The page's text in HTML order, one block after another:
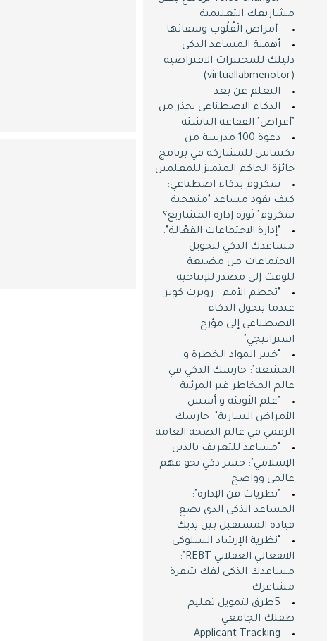
مشاريعك التعليمية
​ ​ أمراض الْقُلُوب وشفائها
أهمية المساعد الذكي
دليلك للمختبرات الافتراضية
(virtuallabmenotor)
التعلم عن بعد
الذكاء الاصطناعي يحذر من
"أعراض" الفقاعة الناشئة
دعوة 100 مدرسة من
تكساس للمشاركة في برنامج
جائزة الحاكم المتميز للمعلمين
سكروم بذكاء اصطناعي:
كيف يقود مساعد "منهجية
سكروم" ثورة إدارة المشاريع؟
"إدارة الاجتماعات الفعّالة":
مساعدك الذكي لتحويل
الاجتماعات من مضيعة
للوقت إلى مصدر للإنتاجية
"تحطم الأمم - روبرت كوبر:
عندما يتحول الذكاء
الاصطناعي إلى مؤرخ
استراتيجي"
"خبير المواد الخطرة و
المشعة": حارسك الذكي في
عالم المخاطر غير المرئية
"علم الأوبئة و أسس
الأمراض السارية": حارسك
الرقمي في عالم الصحة العامة
"مساعد للتعريف بالدين
الإسلامي": جسر ذكي نحو فهم
عالمي وواضح
"نظريات فن الإدارة":
المساعد الذكي الذي يضع
قيادة المستقبل بين يديك
"نظرية الإرشاد السلوكي
الانفعالي العقلاني REBT":
مساعدك الذكي لفك شفرة
مشاعرك
5طرق لتمويل تعليم
طفلك الجامعي
Applicant Tracking